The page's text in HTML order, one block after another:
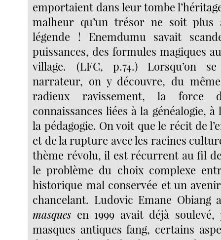
emportaient dans leur tombe
malheur qu’un trésor ne soit plus
légende ! Enemdumu savait
puissances, des formules magiques
village. (LFC, p.74.) Lorsqu’on
narrateur, on y découvre, du
radieux ravissement, la force
connaissances liées à la généalogie,
la pédagogie. On voit que le récit de
et de la rupture avec les racines
thème révolu, il est récurrent au fil
le problème du choix complexe
historique mal conservée et un
chancelant. Ludovic Emane Obiang
masques en 1999 avait déjà
masques antiques fang, certains